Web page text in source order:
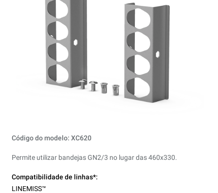
Código do modelo: XC620
Permite utilizar bandejas GN2/3 no lugar das 460x330.
Compatibilidade de linhas*:
LINEMISS™